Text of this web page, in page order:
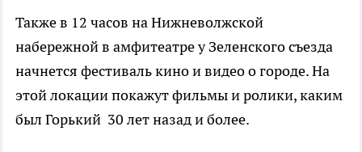
Также в 12 часов на Нижневолжской
набережной в амфитеатре у Зеленского съезда
начнется фестиваль кино и видео о городе. На
этой локации покажут фильмы и ролики, каким
был Горький 30 лет назад и более.